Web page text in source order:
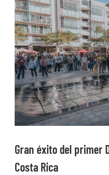
Ver
imagen
más
grande
Gran éxito del primer
Costa Rica